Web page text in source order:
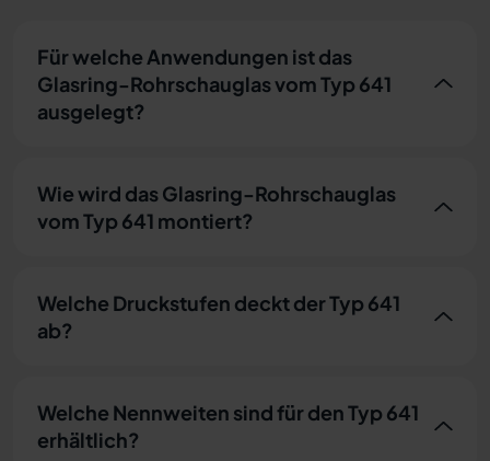
Für welche Anwendungen ist das
Glasring-Rohrschauglas vom Typ 641
ausgelegt?
Wie wird das Glasring-Rohrschauglas
vom Typ 641 montiert?
Welche Druckstufen deckt der Typ 641
ab?
Welche Nennweiten sind für den Typ 641
erhältlich?